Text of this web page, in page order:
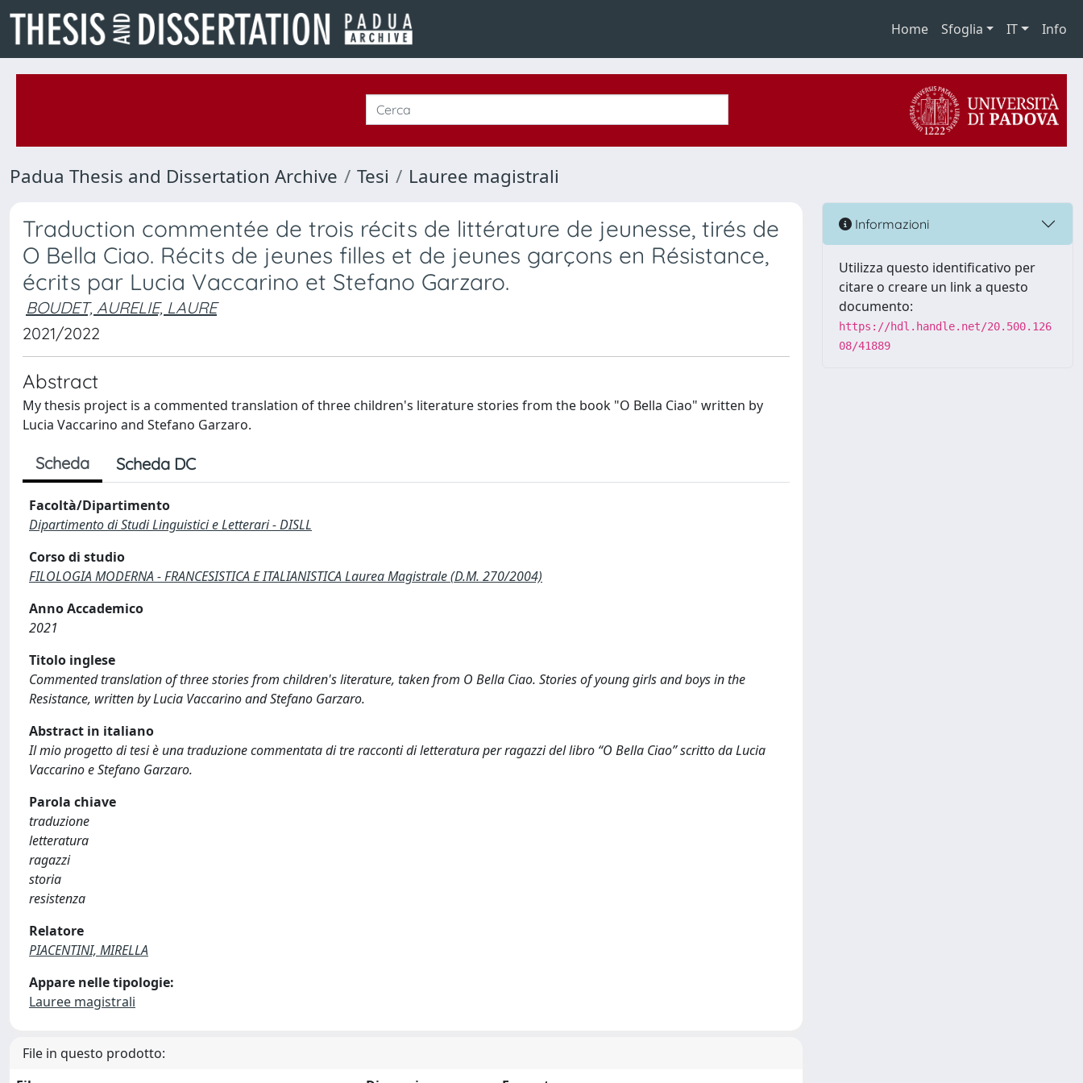
Home Sfoglia IT Info
Padua Thesis and Dissertation Archive Tesi Lauree magistrali
Traduction commentée de trois récits de littérature de jeunesse, tirés de
O Bella Ciao. Récits de jeunes filles et de jeunes garçons en Résistance,
écrits par Lucia Vaccarino et Stefano Garzaro.
BOUDET, AURELIE, LAURE
2021/2022
Abstract
My thesis project is a commented translation of three children's literature stories from the book "O Bella Ciao" written by
Lucia Vaccarino and Stefano Garzaro.
Scheda Scheda DC
Facoltà/Dipartimento
Dipartimento di Studi Linguistici e Letterari - DISLL
Corso di studio
FILOLOGIA MODERNA - FRANCESISTICA E ITALIANISTICA Laurea Magistrale (D.M. 270/2004)
Anno Accademico
2021
Titolo inglese
Commented translation of three stories from children's literature, taken from O Bella Ciao. Stories of young girls and boys in the
Resistance, written by Lucia Vaccarino and Stefano Garzaro.
Abstract in italiano
Il mio progetto di tesi è una traduzione commentata di tre racconti di letteratura per ragazzi del libro “O Bella Ciao” scritto da Lucia
Vaccarino e Stefano Garzaro.
Parola chiave
traduzione
letteratura
ragazzi
storia
resistenza
Relatore
PIACENTINI, MIRELLA
Appare nelle tipologie:
Lauree magistrali
File in questo prodotto:
Informazioni
Utilizza questo identificativo per
citare o creare un link a questo
documento:
https://hdl.handle.net/20.500.126
08/41889